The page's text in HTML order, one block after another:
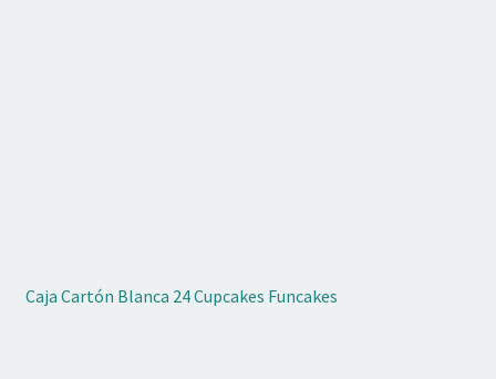
Caja Cartón Blanca 24 Cupcakes Funcakes